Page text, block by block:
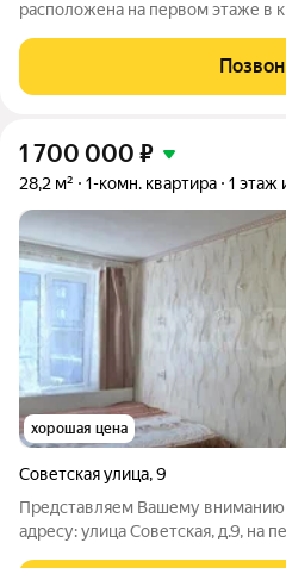
расположена на первом этаже в
уличного шума и повышенную
полностью освобождается для
1 700 000 ₽
28,2 м² 1-комн. квартира 1 этаж
хорошая цена
Советская улица,9
Представляем Вашему
адресу: улица Советская, д.9, на